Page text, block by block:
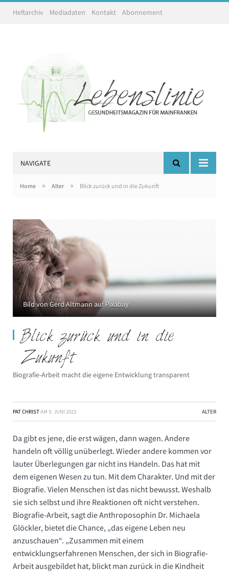
Heftarchiv Mediadaten Kontakt Abonnement
NAVIGATE
Home » Alter » Blick zurück und in die Zukunft
Bild von Gerd Altmann auf Pixabay
Blick zurück und in die
Zukunft
Biografie-Arbeit macht die eigene Entwicklung transparent
PAT CHRISTAM 9. JUNI 2023 ALTER
Da gibt es jene, die erst wägen, dann wagen. Andere
handeln oft völlig unüberlegt. Wieder andere kommen vor
lauter Überlegungen gar nicht ins Handeln. Das hat mit
dem eigenen Wesen zu tun. Mit dem Charakter. Und mit der
Biografie. Vielen Menschen ist das nicht bewusst. Weshalb
sie sich selbst und ihre Reaktionen oft nicht verstehen.
Biografie-Arbeit, sagt die Anthroposophin Dr. Michaela
Glöckler, bietet die Chance, „das eigene Leben neu
anzuschauen“. „Zusammen mit einem
entwicklungserfahrenen Menschen, der sich in Biografie-
Arbeit ausgebildet hat, blickt man zurück in die Kindheit